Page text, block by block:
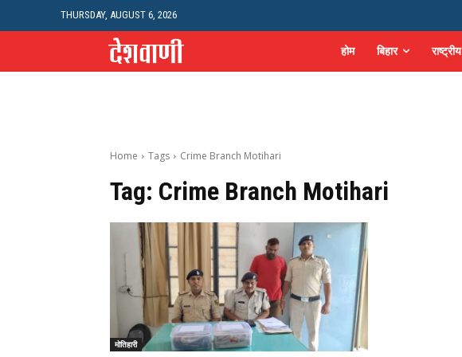
THURSDAY, AUGUST 6, 2026
होम बिहार राष्ट्रीय
Home Tags Crime Branch Motihari
Tag: Crime Branch Motihari
मोतिहारी